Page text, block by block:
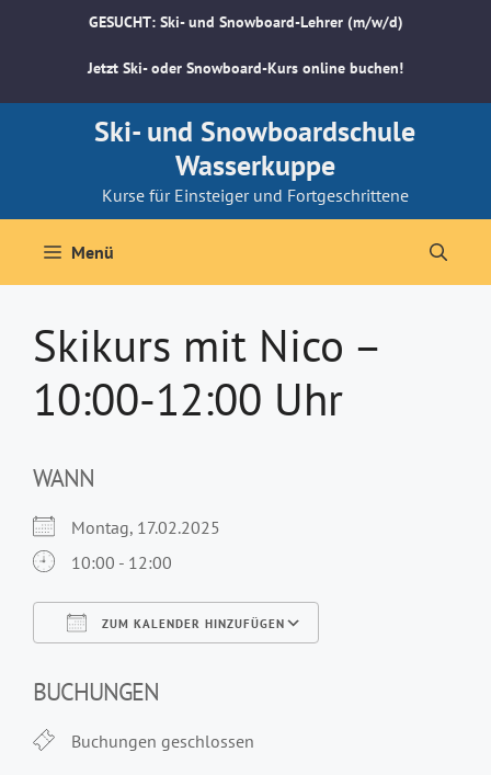
GESUCHT: Ski- und Snowboard-Lehrer (m/w/d)
Jetzt Ski- oder Snowboard-Kurs online buchen!
Ski- und Snowboardschule
Wasserkuppe
Kurse für Einsteiger und Fortgeschrittene
Menü
Skikurs mit Nico –
10:00-12:00 Uhr
WANN
Montag, 17.02.2025
10:00 - 12:00
ZUM KALENDER HINZUFÜGEN
BUCHUNGEN
Buchungen geschlossen